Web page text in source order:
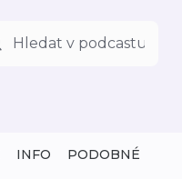
INFO PODOBNÉ